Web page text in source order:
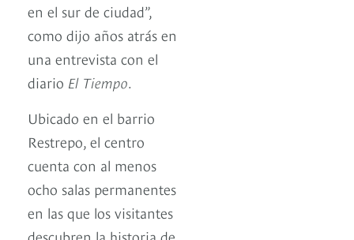
en el sur de ciudad”,
como dijo años atrás en
una entrevista con el
diario El Tiempo.
Ubicado en el barrio
Restrepo, el centro
cuenta con al menos
ocho salas permanentes
en las que los visitantes
descubren la historia de